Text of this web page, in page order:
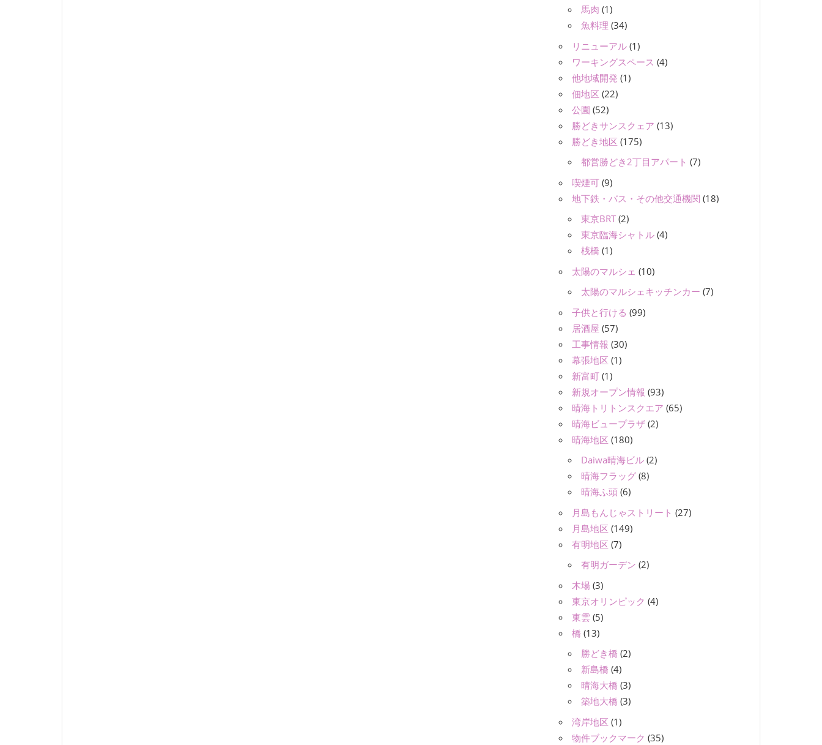
馬肉 (1)
魚料理 (34)
リニューアル (1)
ワーキングスペース (4)
他地域開発 (1)
佃地区 (22)
公園 (52)
勝どきサンスクェア (13)
勝どき地区 (175)
都営勝どき2丁目アパート (7)
喫煙可 (9)
地下鉄・バス・その他交通機関 (18)
東京BRT (2)
東京臨海シャトル (4)
桟橋 (1)
太陽のマルシェ (10)
太陽のマルシェキッチンカー (7)
子供と行ける (99)
居酒屋 (57)
工事情報 (30)
幕張地区 (1)
新富町 (1)
新規オープン情報 (93)
晴海トリトンスクエア (65)
晴海ビュープラザ (2)
晴海地区 (180)
Daiwa晴海ビル (2)
晴海フラッグ (8)
晴海ふ頭 (6)
月島もんじゃストリート (27)
月島地区 (149)
有明地区 (7)
有明ガーデン (2)
木場 (3)
東京オリンピック (4)
東雲 (5)
橋 (13)
勝どき橋 (2)
新島橋 (4)
晴海大橋 (3)
築地大橋 (3)
湾岸地区 (1)
物件ブックマーク (35)